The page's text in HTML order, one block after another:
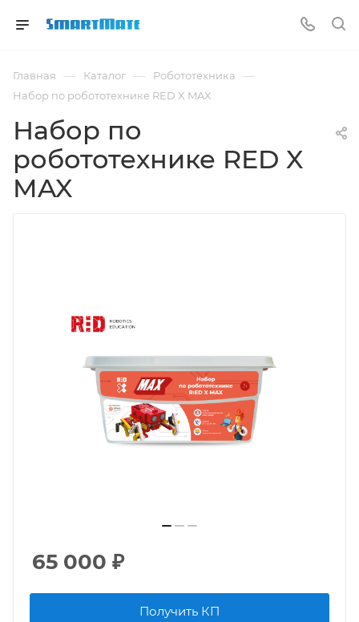
Главная — Каталог — Робототехника —
Набор по робототехнике RED X MAX
Набор по
робототехнике RED X
MAX
65 000 ₽
Получить КП